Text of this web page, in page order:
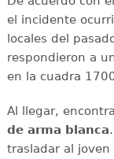
el incidente
locales del
respondieron a
en la cuadra
Al llegar,
de arma blanca
trasladar al